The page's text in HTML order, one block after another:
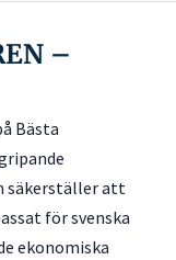
–
Bästa
säkerställer att
för svenska
ekonomiska